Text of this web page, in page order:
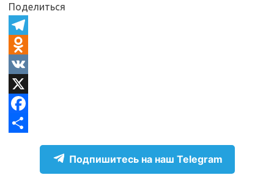
Поделиться
T
e
e
g
O
d
n
o
V
KX
F
Подпишитесь на наш Telegram